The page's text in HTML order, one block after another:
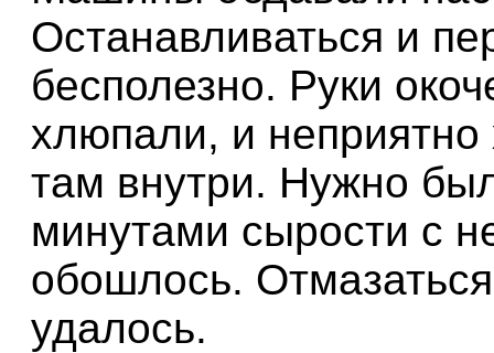
Останавливаться и
бесполезно. Руки
хлюпали, и неприятно
там внутри. Нужно
минутами сырости с
обошлось.
удалось.